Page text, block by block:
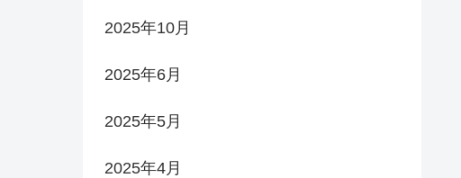
2025年10月
2025年6月
2025年5月
2025年4月